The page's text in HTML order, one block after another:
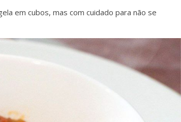
em cubos, mas com cuidado para não se